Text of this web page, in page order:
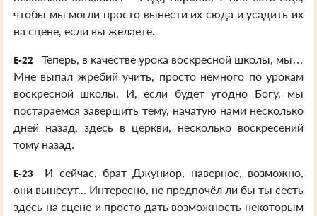
чтобы мы могли просто вынести их сюда и усадить их
на сцене, если вы желаете.
E-22
Теперь, в качестве урока воскресной школы, мы…
Мне выпал жребий учить, просто немного по урокам
воскресной школы. И, если будет угодно Богу, мы
постараемся завершить тему, начатую нами несколько
дней назад, здесь в церкви, несколько воскресений
тому назад.
E-23
И сейчас, брат Джуниор, наверное, возможно,
они вынесут... Интересно, не предпочёл ли бы ты сесть
здесь на сцене и просто дать возможность некоторым